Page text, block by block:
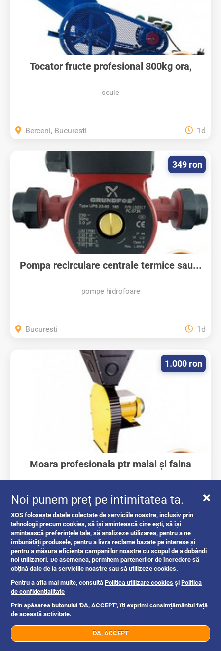
07xx xxx xxx Trimite mesaj
Tocator fructe profesional 800kg ora,
scule
Berceni, Bucuresti 1d
Pompa recirculare centrale termice sau...
pompe hidrofoare
349 ron
Bucuresti 1d
Moara profesionala ptr malai și faina
1.000 ron
Berceni, Bucuresti
Intrebari si raspunsuri
Noi punem preț pe intimitatea ta.
XOS folosește datele colectate de serviciile noastre, inclusiv prin
tehnologii precum cookies, să își amintească cine ești, să își
amintească preferințele tale, să analizeze utilizarea, pentru a ne
îmbunătăți produsele, pentru a livra reclame bazate pe interese și
pentru a măsura eficiența campaniilor noastre cu scopul de a dobândi
noi utilizatori. De asemenea, permitem partenerilor de încredere să
obțină date de la serviciile noastre sau să utilizeze cookies.
Pentru a afla mai multe, consultăPolitica utilizare cookies șiPolitica
de confidentialitate
Prin apăsarea butonului 'DA, ACCEPT', îți exprimi consimțământul față
de această activitate.
DA, ACCEPT